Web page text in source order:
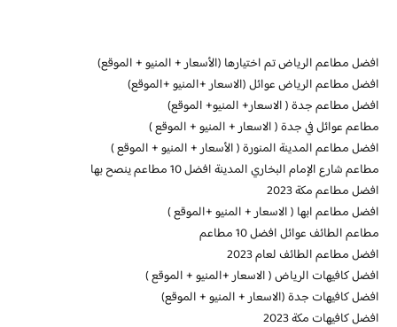
افضل مطاعم الرياض تم اختيارها (الأسعار + المنيو + الموقع)
افضل مطاعم الرياض عوائل (الاسعار +المنيو +الموقع)
افضل مطاعم جدة ( الاسعار+ المنيو+ الموقع)
مطاعم عوائل في جدة ( الاسعار + المنيو + الموقع )
افضل مطاعم المدينة المنورة ( الأسعار + المنيو + الموقع )
مطاعم شارع الإمام البخاري المدينة افضل 10 مطاعم ينصح بها
افضل مطاعم مكة 2023
افضل مطاعم ابها ( الاسعار + المنيو +الموقع )
مطاعم الطائف عوائل افضل 10 مطاعم
افضل مطاعم الطائف لعام 2023
افضل كافيهات الرياض ( الاسعار +المنيو + الموقع )
افضل كافيهات جدة (الاسعار + المنيو + الموقع)
افضل كافيهات مكة 2023